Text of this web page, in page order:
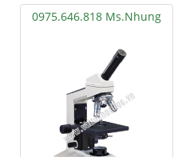
0975.646.818 Ms.Nhung